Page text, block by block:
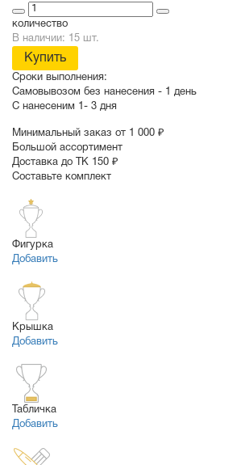
количество
В наличии: 15 шт.
Купить
Сроки выполнения:
Самовывозом без нанесения - 1 день
С нанесеним 1- 3 дня
Минимальный заказ от 1 000 ₽
Большой ассортимент
Доставка до ТК 150 ₽
Составьте комплект
Фигурка
Добавить
Крышка
Добавить
Табличка
Добавить